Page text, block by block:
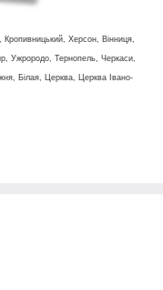
Кропивницький, Херсон, Вінниця,
Ужрородо, Тернопель, Черкаси,
Білая, Церква, Церква Івано-